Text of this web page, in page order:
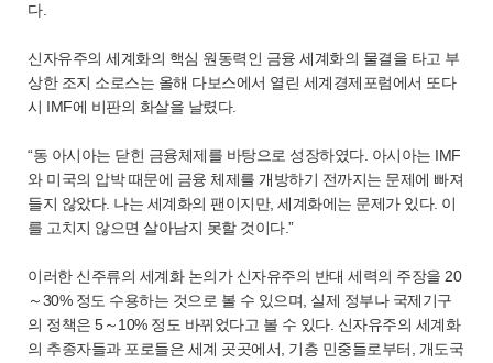
다.
신자유주의 세계화의 핵심 원동력인 금융 세계화의 물결을 타고 부
상한 조지 소로스는 올해 다보스에서 열린 세계경제포럼에서 또다
시 IMF에 비판의 화살을 날렸다.
“동 아시아는 닫힌 금융체제를 바탕으로 성장하였다. 아시아는 IMF
와 미국의 압박 때문에 금융 체제를 개방하기 전까지는 문제에 빠져
들지 않았다. 나는 세계화의 팬이지만, 세계화에는 문제가 있다. 이
를 고치지 않으면 살아남지 못할 것이다.”
이러한 신주류의 세계화 논의가 신자유주의 반대 세력의 주장을 20
～30% 정도 수용하는 것으로 볼 수 있으며, 실제 정부나 국제기구
의 정책은 5～10% 정도 바뀌었다고 볼 수 있다. 신자유주의 세계화
의 추종자들과 포로들은 세계 곳곳에서, 기층 민중들로부터, 개도국